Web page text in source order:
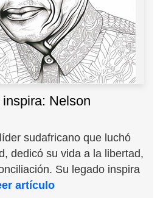
Nelson
sudafricano que luchó
dedicó su vida a la libertad,
Su legado inspira
artículo